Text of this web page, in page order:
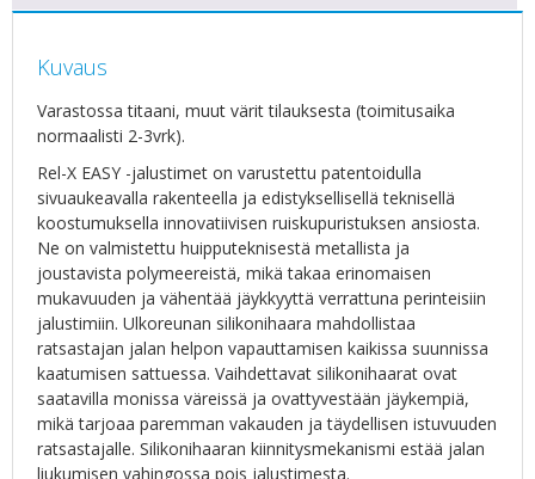
Kuvaus
Varastossa titaani, muut värit tilauksesta (toimitusaika
normaalisti 2-3vrk).
Rel-X EASY -jalustimet on varustettu patentoidulla
sivuaukeavalla rakenteella ja edistyksellisellä teknisellä
koostumuksella innovatiivisen ruiskupuristuksen ansiosta.
Ne on valmistettu huipputeknisestä metallista ja
joustavista polymeereistä, mikä takaa erinomaisen
mukavuuden ja vähentää jäykkyyttä verrattuna perinteisiin
jalustimiin. Ulkoreunan silikonihaara mahdollistaa
ratsastajan jalan helpon vapauttamisen kaikissa suunnissa
kaatumisen sattuessa. Vaihdettavat silikonihaarat ovat
saatavilla monissa väreissä ja ovattyvestään jäykempiä,
mikä tarjoaa paremman vakauden ja täydellisen istuvuuden
ratsastajalle. Silikonihaaran kiinnitysmekanismi estää jalan
liukumisen vahingossa pois jalustimesta.